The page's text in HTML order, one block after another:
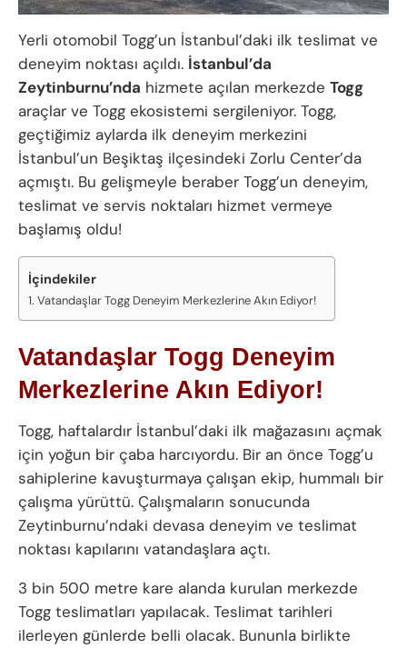
Yerli otomobil Togg’un İstanbul’daki ilk teslimat ve
deneyim noktası açıldı. İstanbul’da
Zeytinburnu’nda hizmete açılan merkezde Togg
araçlar ve Togg ekosistemi sergileniyor. Togg,
geçtiğimiz aylarda ilk deneyim merkezini
İstanbul’un Beşiktaş ilçesindeki Zorlu Center’da
açmıştı. Bu gelişmeyle beraber Togg’un deneyim,
teslimat ve servis noktaları hizmet vermeye
başlamış oldu!
İçindekiler
Vatandaşlar Togg Deneyim Merkezlerine Akın Ediyor!
Vatandaşlar Togg Deneyim
Merkezlerine Akın Ediyor!
Togg, haftalardır İstanbul’daki ilk mağazasını açmak
için yoğun bir çaba harcıyordu. Bir an önce Togg’u
sahiplerine kavuşturmaya çalışan ekip, hummalı bir
çalışma yürüttü. Çalışmaların sonucunda
Zeytinburnu’ndaki devasa deneyim ve teslimat
noktası kapılarını vatandaşlara açtı.
3 bin 500 metre kare alanda kurulan merkezde
Togg teslimatları yapılacak. Teslimat tarihleri
ilerleyen günlerde belli olacak. Bununla birlikte